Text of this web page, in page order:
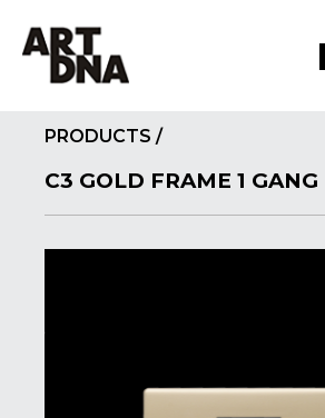
PRODUCTS /
C3 GOLD FRAME 1 GANG